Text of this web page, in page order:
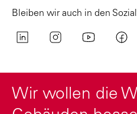
Bleiben wir auch in den
Wir wollen die